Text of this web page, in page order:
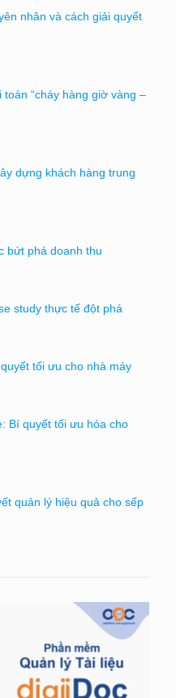
nhân và cách giải quyết
“cháy hàng giờ vàng –
dựng khách hàng trung
bứt phá doanh thu
study thực tế đột phá
tối ưu cho nhà máy
Bí quyết tối ưu hóa cho
quản lý hiệu quả cho sếp